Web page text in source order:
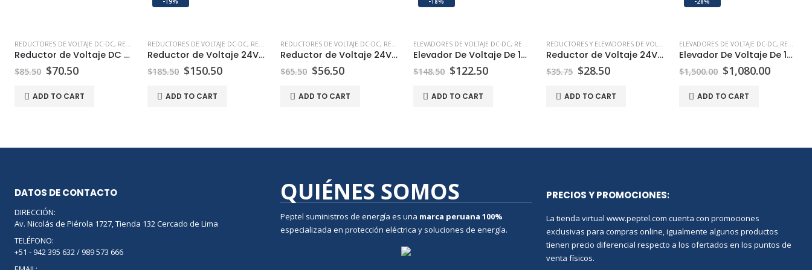
REDUCTORES DE VOLTAJE DC-DC, REDUCTORES Y ELEVADORES DE VOLTAJE DC-DC
Reductor de Voltaje DC 48V a 12V 10A 120W
$85.50 $70.50
ADD TO CART
REDUCTORES DE VOLTAJE DC-DC, REDUCTORES Y ELEVADORES DE VOLTAJE DC-DC
Reductor de Voltaje 24V a 12V 60A
$185.50 $150.50
ADD TO CART
REDUCTORES DE VOLTAJE DC-DC, REDUCTORES Y ELEVADORES DE VOLTAJE DC-DC
Reductor de Voltaje 24V a 12V 30A
$65.50 $56.50
ADD TO CART
ELEVADORES DE VOLTAJE DC-DC, REDUCTORES Y ELEVADORES DE VOLTAJE DC-DC
Elevador De Voltaje De 12v A 24v 20A
$148.50 $122.50
ADD TO CART
REDUCTORES Y ELEVADORES DE VOLTAJE DC-DC ,REDUCTORES DE VOLTAJE DC-DC
Reductor de Voltaje 24V a 12V 5A 60W
$35.75 $28.50
ADD TO CART
ELEVADORES DE VOLTAJE DC-DC, REDUCTORES Y ELEVADORES DE VOLTAJE DC-DC
Elevador De Voltaje De 12v A 24v 100A
$1,500.00 $1,080.00
ADD TO CART
DATOS DE CONTACTO
DIRECCIÓN:
Av. Nicolás de Piérola 1727, Tienda 132 Cercado de Lima
TELÉFONO:
+51 - 942 395 632 / 989 573 666
QUIÉNES SOMOS
Peptel suministros de energía es una marca peruana 100%
especializada en protección eléctrica y soluciones de energía.
PRECIOS Y PROMOCIONES:
La tienda virtual www.peptel.com cuenta con promociones
exclusivas para compras online, igualmente algunos productos
tienen precio diferencial respecto a los ofertados en los puntos de
venta físicos.